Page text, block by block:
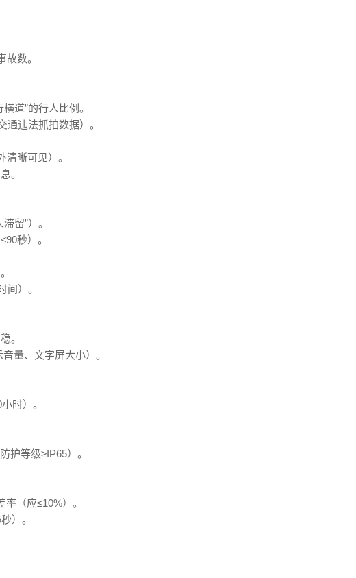
数。
道”的行人比例。
通违法抓拍数据）。
晰可见）。
。
留”）。
秒）。
间）。
。
量、文字屏大小）。
时）。
护等级≥IP65）。
（应≤10%）。
）。